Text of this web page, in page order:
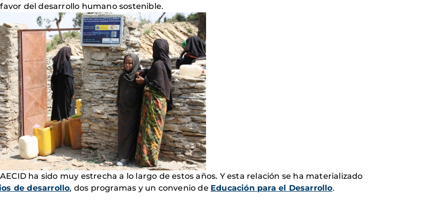
del desarrollo humano sostenible.
ha sido muy estrecha a lo largo de estos años. Y esta relación se ha materializado
de desarrollo, dos programas y un convenio de Educación para el Desarrollo.